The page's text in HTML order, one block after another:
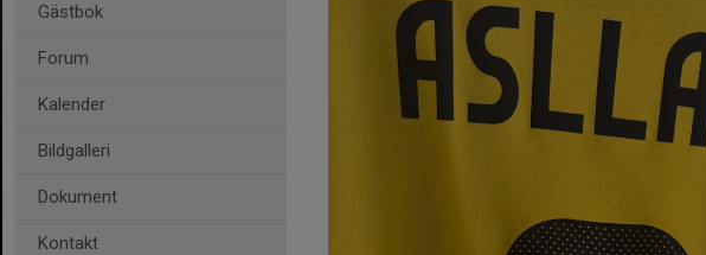
Gästbok
Forum
Kalender
Bildgalleri
Dokument
Kontakt